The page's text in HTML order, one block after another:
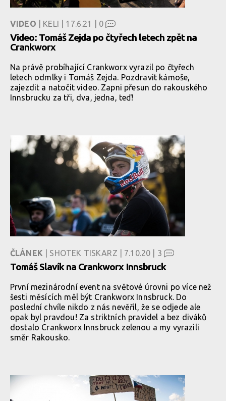
VIDEO | KELI | 17.6.21 | 0
Video: Tomáš Zejda po čtyřech letech zpět na
Crankworx
Na právě probíhající Crankworx vyrazil po čtyřech
letech odmlky i Tomáš Zejda. Pozdravit kámoše,
zajezdit a natočit video. Zapni přesun do rakouského
Innsbrucku za tři, dva, jedna, teď!
ČLÁNEK | SHOTEK TISKARZ | 7.10.20 | 3
Tomáš Slavík na Crankworx Innsbruck
První mezinárodní event na světové úrovni po více než
šesti měsících měl být Crankworx Innsbruck. Do
poslední chvíle nikdo z nás nevěřil, že se odjede ale
opak byl pravdou! Za striktních pravidel a bez diváků
dostalo Crankworx Innsbruck zelenou a my vyrazili
směr Rakousko.